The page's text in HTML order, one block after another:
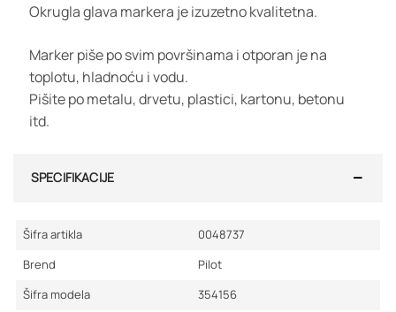
Okrugla glava markera je izuzetno kvalitetna.
Marker piše po svim površinama i otporan je na
toplotu, hladnoću i vodu.
Pišite po metalu, drvetu, plastici, kartonu, betonu
itd.
SPECIFIKACIJE
Šifra artikla
0048737
Brend
Pilot
Šifra modela
354156